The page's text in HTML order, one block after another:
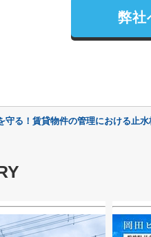
弊社
る！賃貸物件の管理における止